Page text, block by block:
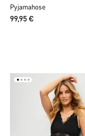
Pyjamahose
99,95 €